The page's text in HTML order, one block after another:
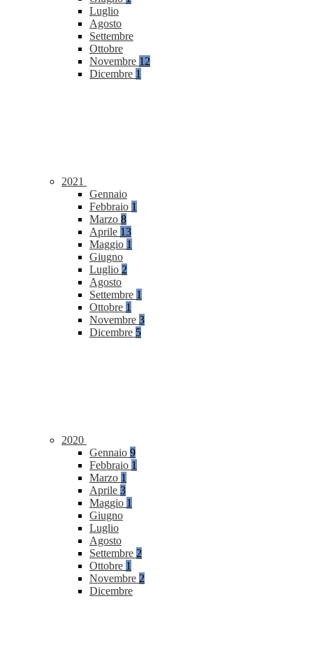
Luglio
Agosto
Settembre
Ottobre
Novembre 12
Dicembre 1
2021
Gennaio
Febbraio 1
Marzo 8
Aprile 13
Maggio 1
Giugno
Luglio 2
Agosto
Settembre 1
Ottobre 1
Novembre 3
Dicembre 5
2020
Gennaio 9
Febbraio 1
Marzo 1
Aprile 3
Maggio 1
Giugno
Luglio
Agosto
Settembre 2
Ottobre 1
Novembre 2
Dicembre